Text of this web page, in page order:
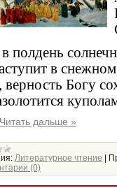
полдень
в
Богу
Читать дальше »
Литературное чтение |
(0)